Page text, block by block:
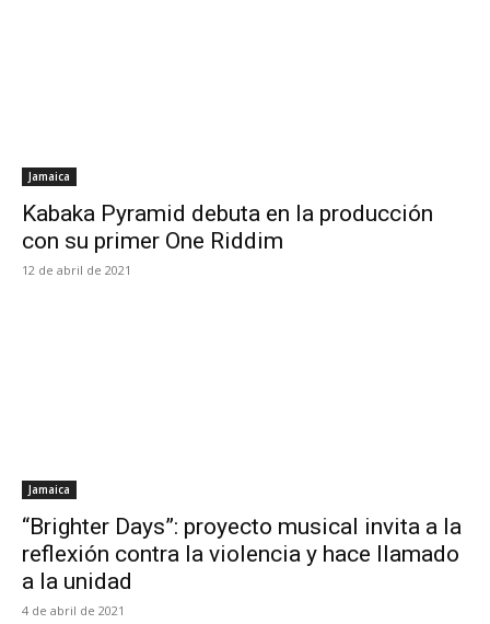
Jamaica
Kabaka Pyramid debuta en la producción
con su primer One Riddim
12 de abril de 2021
Jamaica
“Brighter Days”: proyecto musical invita a la
reflexión contra la violencia y hace llamado
a la unidad
4 de abril de 2021